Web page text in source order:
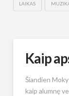
LAIKAS
Kaip
Šiandien
kaip alumnę